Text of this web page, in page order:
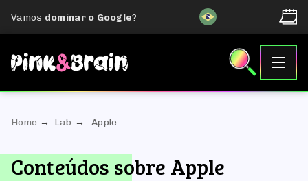
Vamos dominar o Google?
Home Lab Apple
Conteúdos sobre Apple